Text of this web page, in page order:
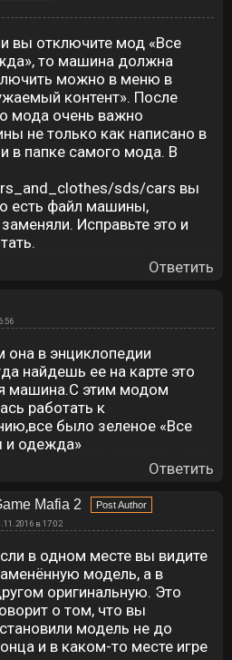
вы отключите мод «Все
то машина должна
можно в меню в
контент». После
мода очень важно
не только как написано в
в папке самого мода. В
sds/cars вы
есть файл машины,
Исправьте это и
Ответить
в энциклопедии
найдешь ее на карте это
машина.С этим модом
работать к
было зеленое «Все
одежда»
Ответить
Mafia 2
в 17:02
в одном месте вы видите
модель, а в
оригинальную. Это
о том, что вы
модель не до
и в каком-то месте игре